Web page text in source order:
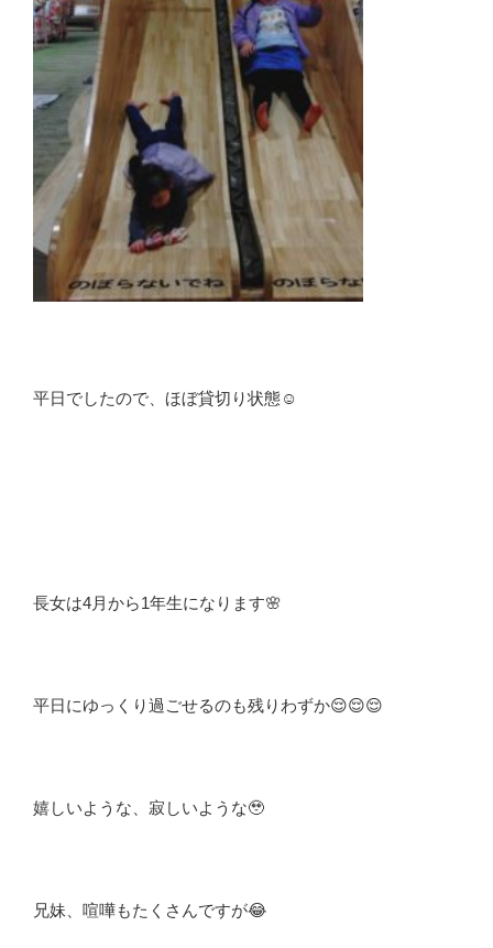
平日でしたので、ほぼ貸切り状態☺️
長女は4月から1年生になります🌸
平日にゆっくり過ごせるのも残りわずか😌😌😌
嬉しいような、寂しいような🥹
兄妹、喧嘩もたくさんですが😂